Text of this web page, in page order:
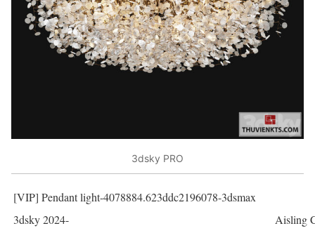
3dsky PRO
[VIP] Pendant light-4078884.623ddc2196078-3dsmax
3dsky 2024-
Aisling